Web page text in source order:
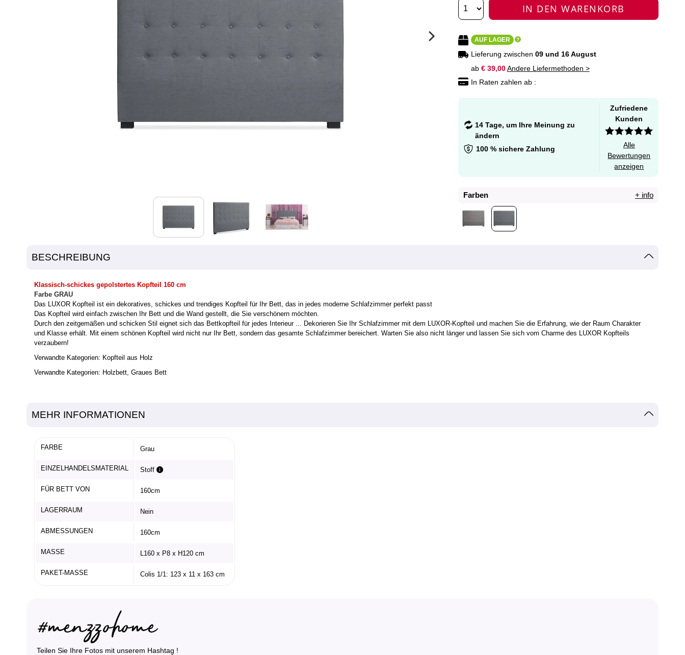
IN DEN WARENKORB
AUF LAGER
Lieferung zwischen 09 und 16 August
ab € 39,00 Andere Liefermethoden >
In Raten zahlen ab :
14 Tage, um Ihre Meinung zu
ändern
100 % sichere Zahlung
Zufriedene
Kunden
Alle
Bewertungen
anzeigen
Farben + info
BESCHREIBUNG
Klassisch-schickes gepolstertes Kopfteil 160 cm
Farbe GRAU
Das LUXOR Kopfteil ist ein dekoratives, schickes und trendiges Kopfteil für Ihr Bett, das in jedes moderne Schlafzimmer perfekt passt
Das Kopfteil wird einfach zwischen Ihr Bett und die Wand gestellt, die Sie verschönern möchten.
Durch den zeitgemäßen und schicken Stil eignet sich das Bettkopfteil für jedes Interieur ... Dekorieren Sie Ihr Schlafzimmer mit dem LUXOR-Kopfteil und machen Sie die Erfahrung, wie der Raum Charakter
und Klasse erhält. Mit einem schönen Kopfteil wird nicht nur Ihr Bett, sondern das gesamte Schlafzimmer bereichert. Warten Sie also nicht länger und lassen Sie sich vom Charme des LUXOR Kopfteils
verzaubern!
Verwandte Kategorien: Kopfteil aus Holz
Verwandte Kategorien: Holzbett, Graues Bett
MEHR INFORMATIONEN
FARBE Grau
EINZELHANDELSMATERIAL Stoff
FÜR BETT VON 160cm
LAGERRAUM Nein
ABMESSUNGEN 160cm
MASSE L160 x P8 x H120 cm
PAKET-MASSE Colis 1/1: 123 x 11 x 163 cm
Teilen Sie Ihre Fotos mit unserem Hashtag !